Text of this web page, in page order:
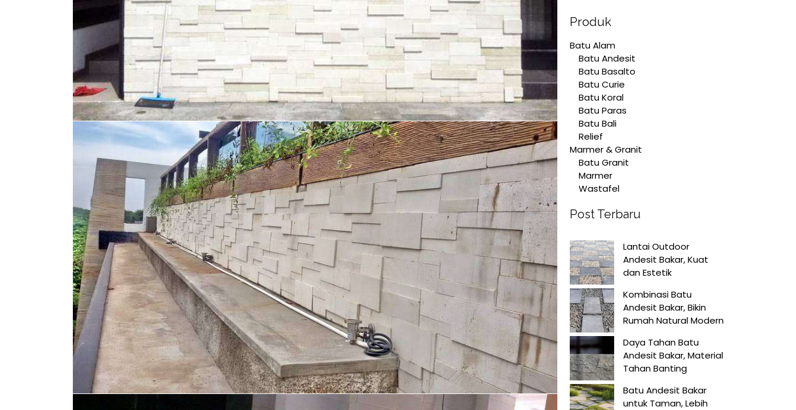
Produk
Batu Alam
Batu Andesit
Batu Basalto
Batu Curie
Batu Koral
Batu Paras
Batu Bali
Relief
Marmer & Granit
Batu Granit
Marmer
Wastafel
Post Terbaru
Lantai Outdoor
Andesit Bakar, Kuat
dan Estetik
Kombinasi Batu
Andesit Bakar, Bikin
Rumah Natural Modern
Daya Tahan Batu
Andesit Bakar, Material
Tahan Banting
Batu Andesit Bakar
untuk Taman, Lebih